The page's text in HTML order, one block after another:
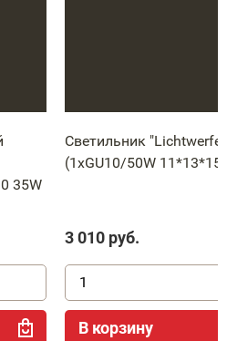
35W
Светильник
(1xGU10/50W 11*13*15
3 010 руб.
В корзину